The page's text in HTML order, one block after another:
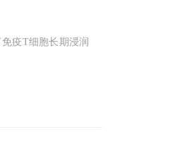
疫T细胞长期浸润